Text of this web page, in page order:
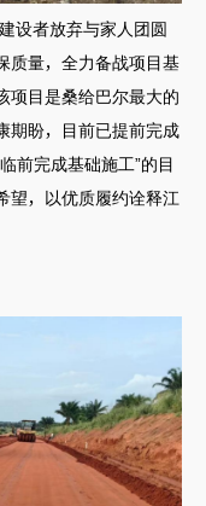
设者放弃与家人团圆
质量，全力备战项目基
项目是桑给巴尔最大的
期盼，目前已提前完成
前完成基础施工”的目
望，以优质履约诠释江